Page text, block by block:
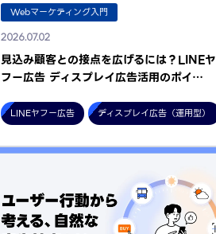
Webマーケティング入門
2026.07.02
見込み顧客との接点を広げるには？LINEヤ
フー広告 ディスプレイ広告活用のポイ…
LINEヤフー広告 ディスプレイ広告（運用型）